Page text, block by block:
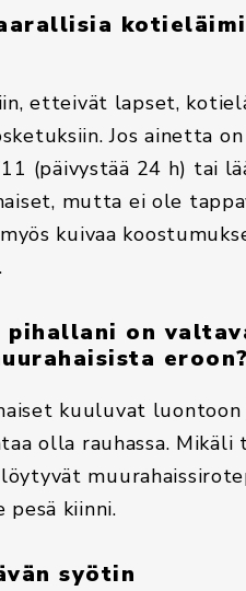
etteivät lapset,
Jos ainetta
(päivystää 24 h) tai
mutta ei ole
kuivaa
on
eroon?
kuuluvat
olla rauhassa. Mikäli
pesä kiinni.
syötin